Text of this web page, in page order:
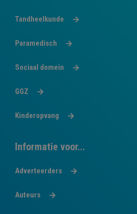
Tandheelkunde
Paramedisch
Sociaal domein
GGZ
Kinderopvang
Informatie voor...
Adverteerders
Auteurs